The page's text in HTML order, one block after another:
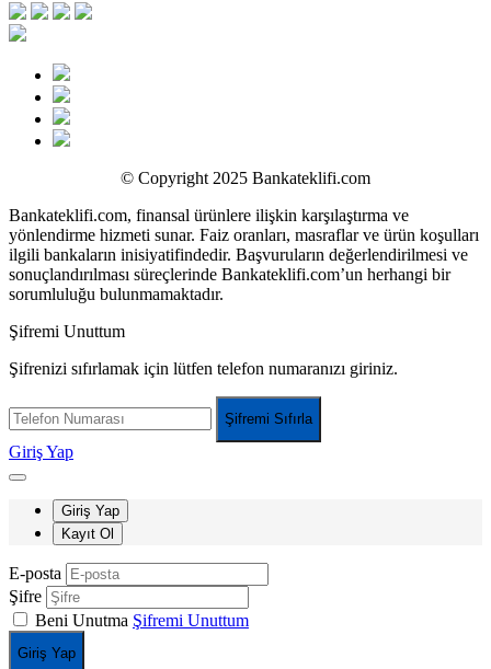
© Copyright 2025 Bankateklifi.com
Bankateklifi.com, finansal ürünlere ilişkin karşılaştırma ve
yönlendirme hizmeti sunar. Faiz oranları, masraflar ve ürün koşulları
ilgili bankaların inisiyatifindedir. Başvuruların değerlendirilmesi ve
sonuçlandırılması süreçlerinde Bankateklifi.com’un herhangi bir
sorumluluğu bulunmamaktadır.
Şifremi Unuttum
Şifrenizi sıfırlamak için lütfen telefon numaranızı giriniz.
Şifremi Sıfırla
Giriş Yap
Giriş Yap
Kayıt Ol
E-posta
Şifre
Beni Unutma Şifremi Unuttum
Giriş Yap